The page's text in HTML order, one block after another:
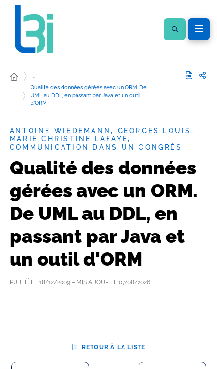
…
Qualité des données gérées avec un ORM. De
UML au DDL, en passant par Java et un outil
d'ORM
ANTOINE WIEDEMANN, GEORGES LOUIS,
MARIE CHRISTINE LAFAYE,
COMMUNICATION DANS UN CONGRÈS
Qualité des données
gérées avec un ORM.
De UML au DDL, en
passant par Java et
un outil d'ORM
PUBLIÉ LE 18/12/2009 – MIS À JOUR LE 07/08/2026
RETOUR À LA LISTE